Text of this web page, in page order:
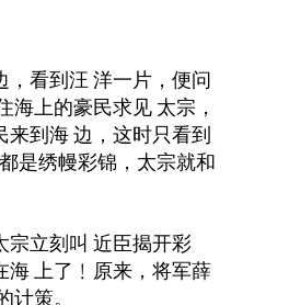
看到汪 洋一片，便问
上的豪民求见 太宗，
到海 边，这时只看到
是绣幔彩锦，太宗就和
宗立刻叫 近臣揭开彩
海 上了﹗原来，将军薛
策。